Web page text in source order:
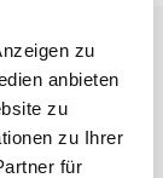
zu
anbieten
zu
zu Ihrer
für